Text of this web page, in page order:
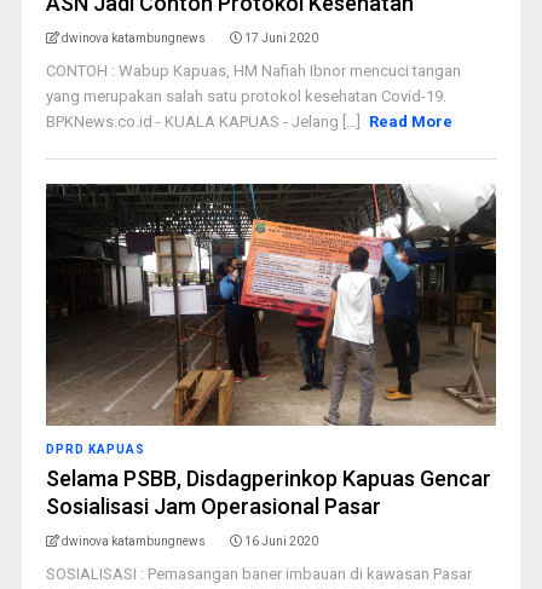
dwinova katambungnews 17 Juni 2020
CONTOH : Wabup Kapuas, HM Nafiah Ibnor mencuci tangan
yang merupakan salah satu protokol kesehatan Covid-19.
BPKNews.co.id - KUALA KAPUAS - Jelang [...]
Read More
DPRD KAPUAS
Selama PSBB, Disdagperinkop Kapuas Gencar
Sosialisasi Jam Operasional Pasar
dwinova katambungnews 16 Juni 2020
SOSIALISASI : Pemasangan baner imbauan di kawasan Pasar